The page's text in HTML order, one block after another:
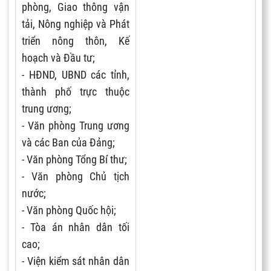
phòng, Giao thông vận
tải, Nông nghiệp và Phát
triển nông thôn, Kế
hoạch và Đầu tư;
- HĐND, UBND các tỉnh,
thành phố trực thuộc
trung ương;
- Văn phòng Trung ương
và các Ban của Đảng;
- Văn phòng Tổng Bí thư;
- Văn phòng Chủ tịch
nước;
- Văn phòng Quốc hội;
- Tòa án nhân dân tối
cao;
- Viện kiểm sát nhân dân